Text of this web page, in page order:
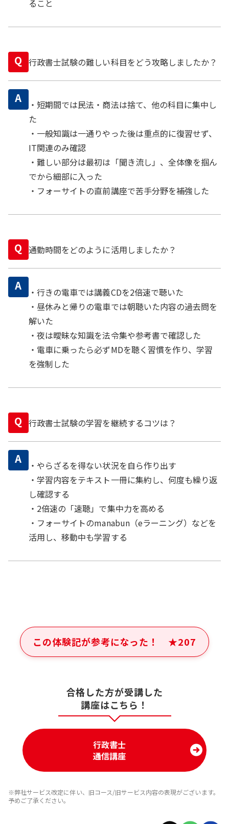
ること
Q 行政書士試験の難しい科目をどう攻略しましたか？
A
・短期間では民法・商法は捨て、他の科目に集中し
た
・一般知識は一通りやった後は重点的に復習せず、
IT関連のみ確認
・難しい部分は最初は「聞き流し」、全体像を掴ん
でから細部に入った
・フォーサイトの直前講座で苦手分野を補強した
Q 通勤時間をどのように活用しましたか？
A
・行きの電車では講義CDを2倍速で聴いた
・昼休みと帰りの電車では朝聴いた内容の過去問を
解いた
・夜は曖昧な知識を法令集や参考書で確認した
・電車に乗ったら必ずMDを聴く習慣を作り、学習
を強制した
Q 行政書士試験の学習を継続するコツは？
A
・やらざるを得ない状況を自ら作り出す
・学習内容をテキスト一冊に集約し、何度も繰り返
し確認する
・2倍速の「速聴」で集中力を高める
・フォーサイトのmanabun（eラーニング）などを
活用し、移動中も学習する
この体験記が参考になった！ ★207
合格した方が受講した
講座はこちら！
行政書士
通信講座
※弊社サービス改定に伴い、旧コース/旧サービス内容の表現がございます。
予めご了承ください。